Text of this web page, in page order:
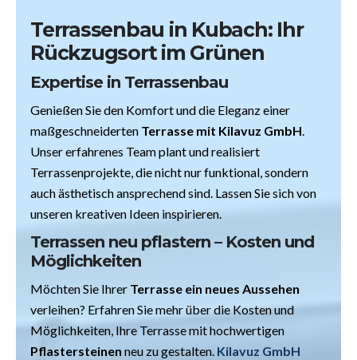
Terrassenbau in Kubach: Ihr
Rückzugsort im Grünen
Expertise in Terrassenbau
GenießenSie den Komfort und die Eleganz einer
maßgeschneiderten Terrasse mit Kilavuz GmbH.
Unser erfahrenes Team plant und realisiert
Terrassenprojekte, die nicht nur funktional, sondern
auch ästhetisch ansprechend sind. Lassen Sie sich von
unseren kreativen Ideen inspirieren.
Terrassen neu pflastern – Kosten und
Möglichkeiten
Möchten Sie Ihrer Terrasse ein neues Aussehen
verleihen? Erfahren Sie mehr über die Kosten und
Möglichkeiten, Ihre Terrasse mit hochwertigen
Pflastersteinen neu zu gestalten. Kilavuz GmbH